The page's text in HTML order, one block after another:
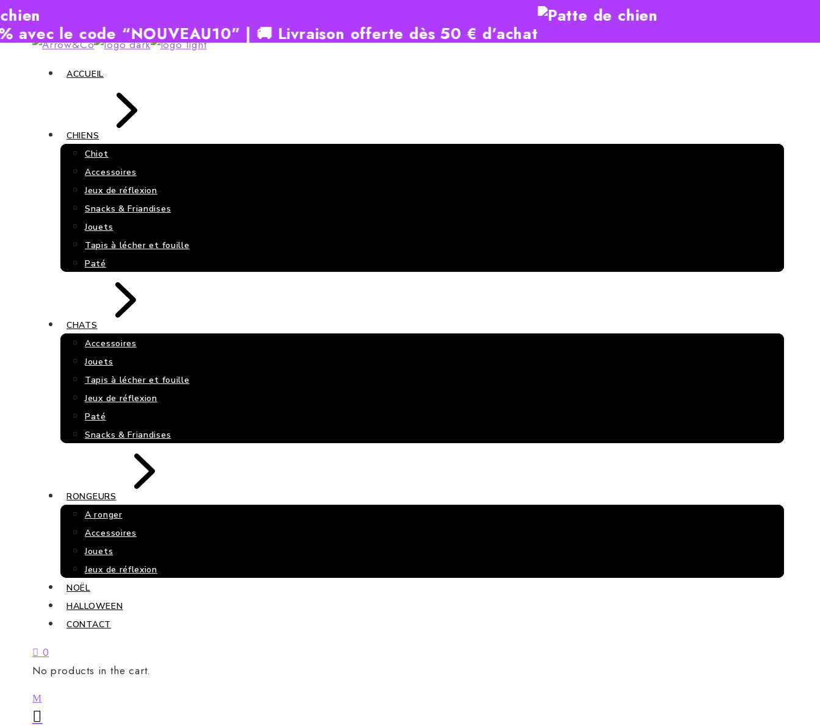
Skip
ACCUEIL
CHIENS
Chiot
Accessoires
Jeux de réflexion
Snacks & Friandises
Jouets
Tapis à lécher et fouille
Paté
CHATS
Accessoires
Jouets
Tapis à lécher et fouille
Jeux de réflexion
Paté
Snacks & Friandises
RONGEURS
A ronger
Accessoires
Jouets
Jeux de réflexion
NOËL
HALLOWEEN
CONTACT
code “NOUVEAU10” | 🚚 Livraison offerte dès 50 € d’achat
0
No products in the cart.